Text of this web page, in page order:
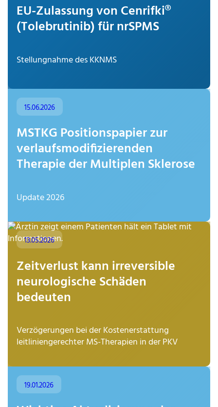
EU-Zulassung von Cenrifki®
(Tolebrutinib) für nrSPMS
Stellungnahme des KKNMS
15.06.2026
MSTKG Positionspapier zur
verlaufsmodifizierenden
Therapie der Multiplen Sklerose
Update 2026
13.05.2026
Zeitverlust kann irreversible
neurologische Schäden
bedeuten
Verzögerungen bei der Kostenerstattung
leitliniengerechter MS-Therapien in der PKV
19.01.2026